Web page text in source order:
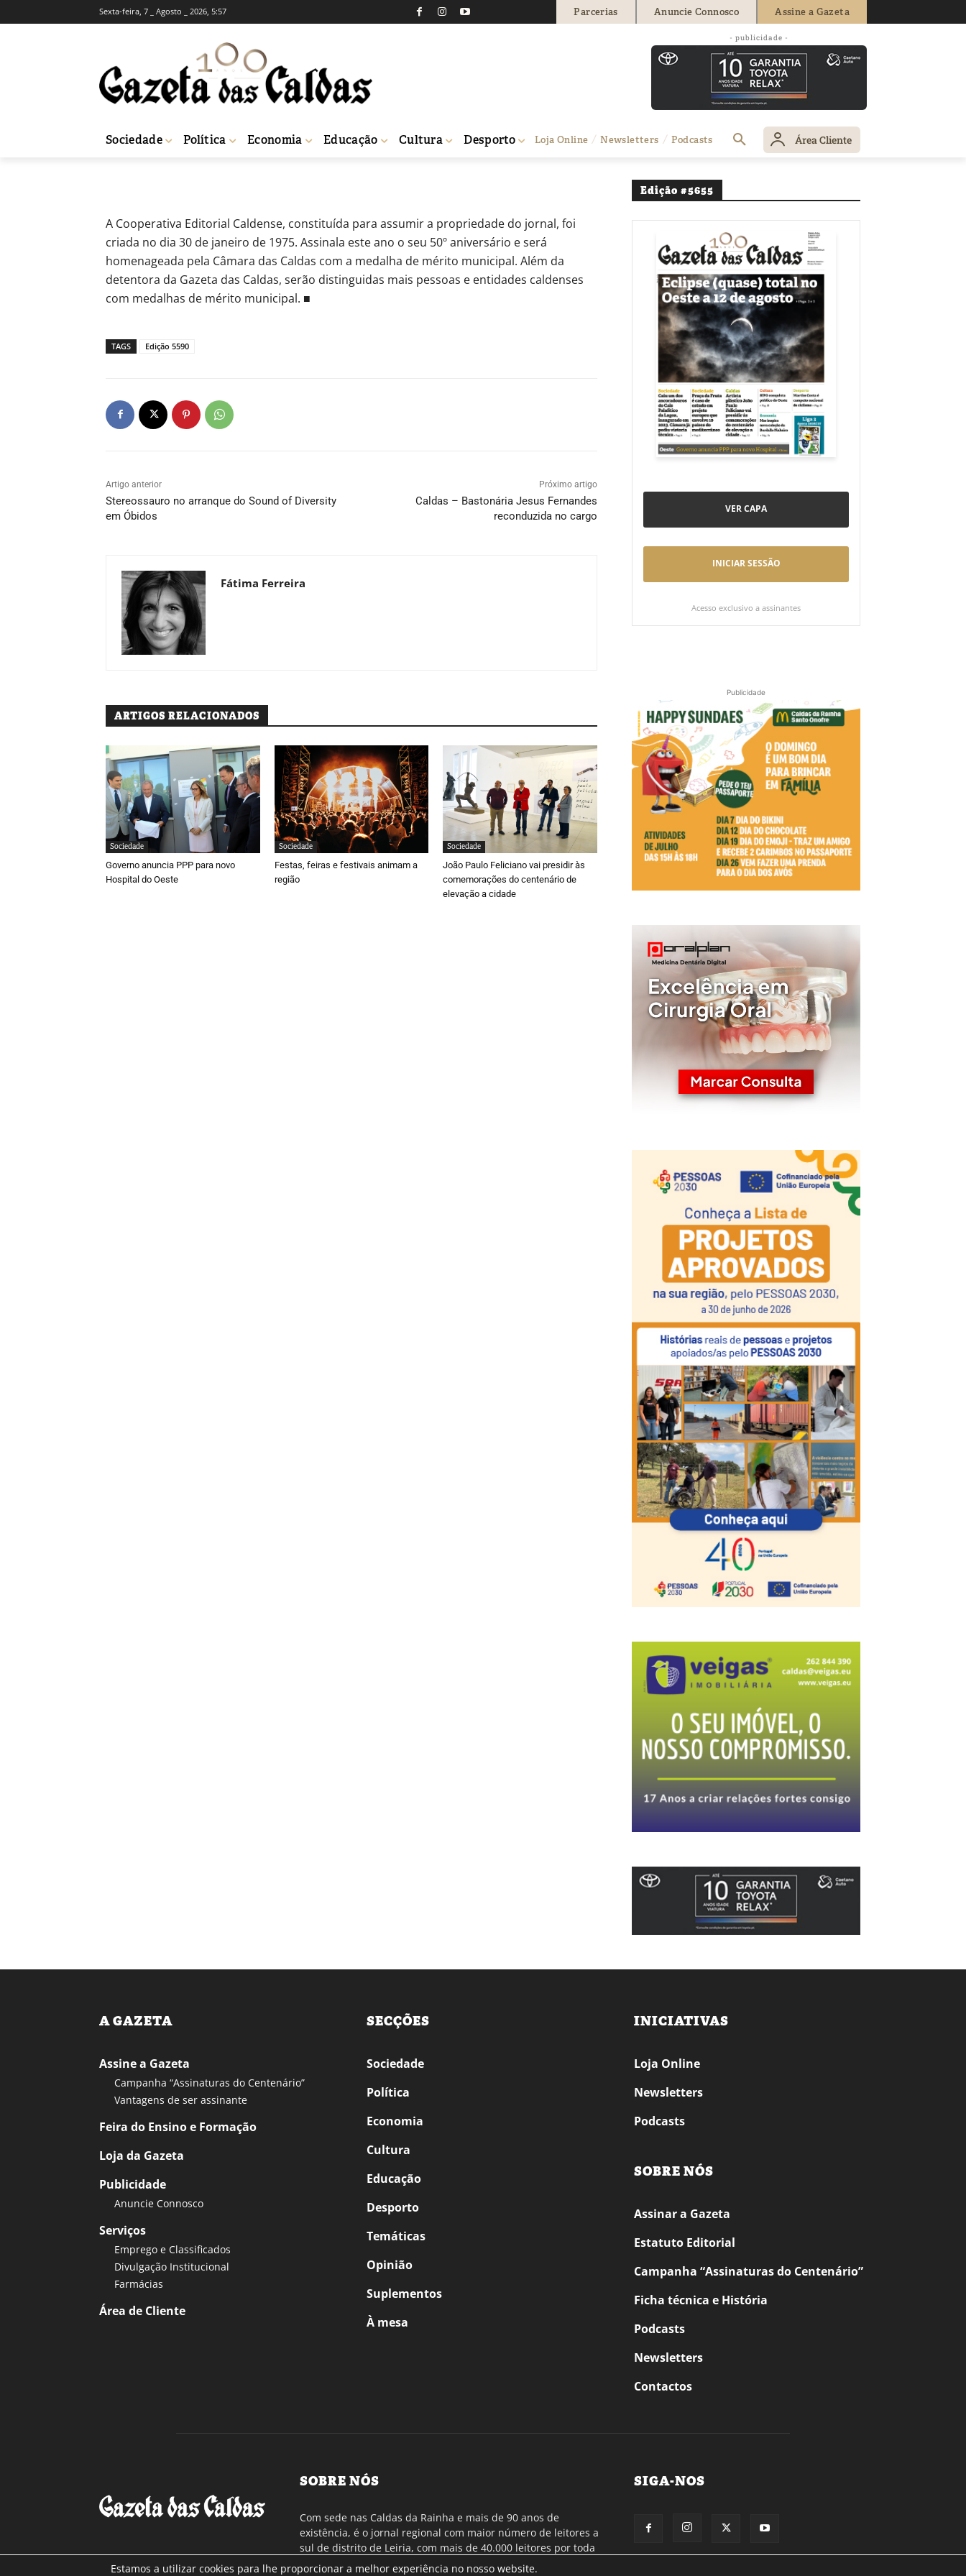
Sexta-feira, 7 _ Agosto _ 2026, 5:57 Parcerias Anuncie Connosco Assine a Gazeta
- publicidade -
Sociedade Política Economia Educação Cultura Desporto Loja Online Newsletters Podcasts Área Cliente
Caldas – Cooperativa Editorial Caldense com medalha
da cidade
Fátima Ferreira -
A Cooperativa Editorial Caldense, constituída para assumir a propriedade do jornal, foi
criada no dia 30 de janeiro de 1975. Assinala este ano o seu 50º aniversário e será
homenageada pela Câmara das Caldas com a medalha de mérito municipal. Além da
detentora da Gazeta das Caldas, serão distinguidas mais pessoas e entidades caldenses
com medalhas de mérito municipal. ■
TAGS Edição 5590
Artigo anterior
Stereossauro no arranque do Sound of Diversity
em Óbidos
Próximo artigo
Caldas – Bastonária Jesus Fernandes
reconduzida no cargo
Fátima Ferreira
ARTIGOS RELACIONADOS
Sociedade
Governo anuncia PPP para novo
Hospital do Oeste
Sociedade
Festas, feiras e festivais animam a
região
Sociedade
João Paulo Feliciano vai presidir às
comemorações do centenário de
elevação a cidade
Edição #5655
VER CAPA
INICIAR SESSÃO
Acesso exclusivo a assinantes
Publicidade
A GAZETA
Assine a Gazeta
Campanha “Assinaturas do Centenário”
Vantagens de ser assinante
Feira do Ensino e Formação
Loja da Gazeta
Publicidade
Anuncie Connosco
Serviços
Emprego e Classificados
Divulgação Institucional
Farmácias
Área de Cliente
SECÇÕES
Sociedade
Política
Economia
Cultura
Educação
Desporto
Temáticas
Opinião
Suplementos
À mesa
INICIATIVAS
Loja Online
Newsletters
Podcasts
SOBRE NÓS
Assinar a Gazeta
Estatuto Editorial
Campanha “Assinaturas do Centenário”
Ficha técnica e História
Podcasts
Newsletters
Contactos
SOBRE NÓS
Com sede nas Caldas da Rainha e mais de 90 anos de
existência, é o jornal regional com maior número de leitores a
sul de distrito de Leiria, com mais de 40.000 leitores por toda
a região Oeste. Jornal com distribuição em Portugal
SIGA-NOS
Estamos a utilizar cookies para lhe proporcionar a melhor experiência no nosso website.